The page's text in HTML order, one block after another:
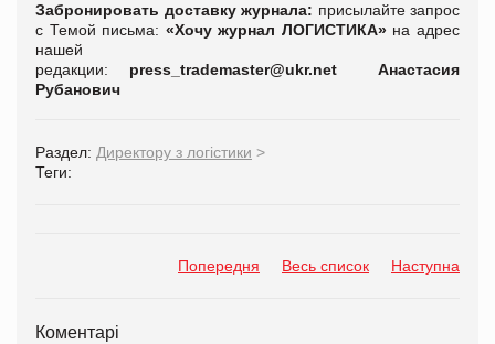
Забронировать доставку журнала: присылайте запрос
с Темой письма: «Хочу журнал ЛОГИСТИКА»на адрес
нашей
редакции: press_trademaster@ukr.net Анастасия
Рубанович
Раздел: Директору з логістики >
Теги:
Попередня Весь список Наступна
Коментарі